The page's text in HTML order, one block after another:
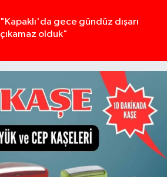
"Kapaklı'da gece gündüz dışarı
çıkamaz olduk"